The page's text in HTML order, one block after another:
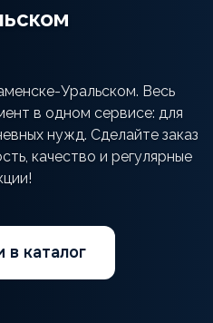
Уральском. Весь
в одном сервисе: для
нужд. Сделайте заказ
качество и регулярные
в каталог